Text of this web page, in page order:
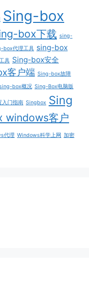
Sing-box
box下载 sing-
box代理工具 sing-box
具 Sing-box安全
客户端 Sing-box故障
box概况 Sing-Box电脑版
门指南 Singbox Sing
windows客户
代理 Windows科学上网 加密